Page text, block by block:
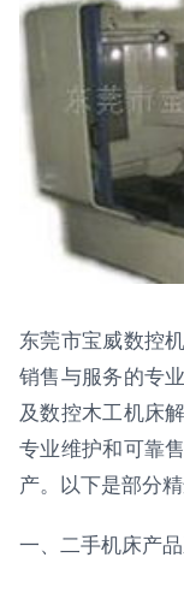
东莞市宝威数控
销售与服务的专
及数控木工机床
专业维护和可靠
产。以下是部分
一、二手机床产